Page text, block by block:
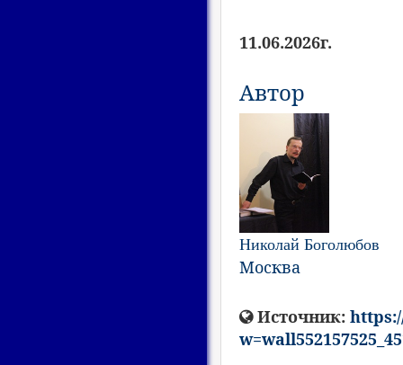
11.06.2026г.
Автор
Николай Боголюбов
Москва
Источник: